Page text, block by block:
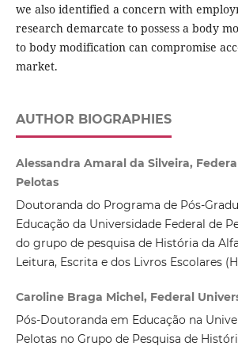
we also identified a concern with
research demarcate to possess a body
to body modification can compromise
market.
AUTHOR BIOGRAPHIES
Alessandra Amaral da Silveira,
Pelotas
Doutoranda do Programa de Pós-
Educação da Universidade Federal de
do grupo de pesquisa de História da
Leitura, Escrita e dos Livros Escolares
Caroline Braga Michel, Federal
Pós-Doutoranda em Educação na
Pelotas no Grupo de Pesquisa de